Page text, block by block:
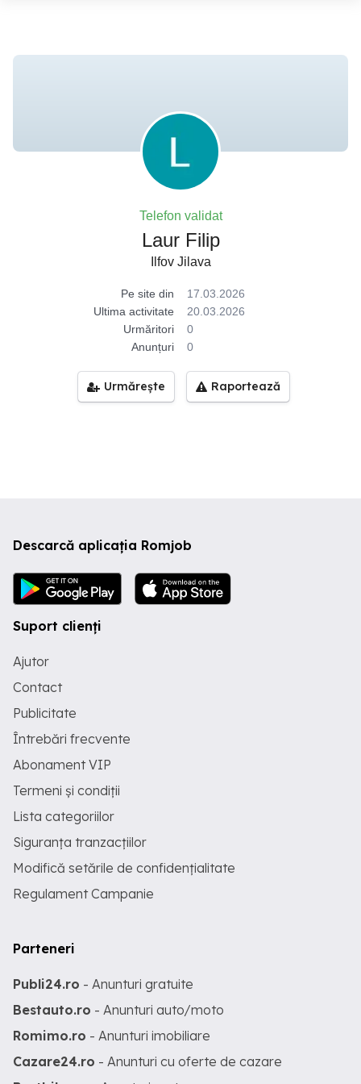
Telefon validat
Laur Filip
Ilfov Jilava
Pe site din
17.03.2026
Ultima activitate
20.03.2026
Urmăritori
0
Anunțuri
0
Urmărește Raportează
Descarcă aplicația Romjob
Suport clienți
Ajutor
Contact
Publicitate
Întrebări frecvente
Abonament VIP
Termeni și condiții
Lista categoriilor
Siguranța tranzacțiilor
Modifică setările de confidențialitate
Regulament Campanie
Parteneri
Publi24.ro - Anunturi gratuite
Bestauto.ro - Anunturi auto/moto
Romimo.ro - Anunturi imobiliare
Cazare24.ro - Anunturi cu oferte de cazare